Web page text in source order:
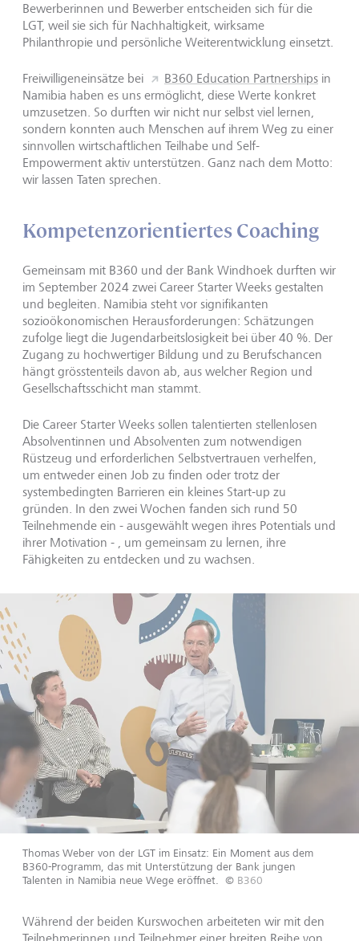
Bewerberinnen und Bewerber entscheiden sich für die
LGT, weil sie sich für Nachhaltigkeit, wirksame
Philanthropie und persönliche Weiterentwicklung einsetzt.
Freiwilligeneinsätze bei B360 Education Partnerships in
Namibia haben es uns ermöglicht, diese Werte konkret
umzusetzen. So durften wir nicht nur selbst viel lernen,
sondern konnten auch Menschen auf ihrem Weg zu einer
sinnvollen wirtschaftlichen Teilhabe und Self-
Empowerment aktiv unterstützen. Ganz nach dem Motto:
wir lassen Taten sprechen.
Kompetenzorientiertes Coaching
Gemeinsam mit B360 und der Bank Windhoek durften wir
im September 2024 zwei Career Starter Weeks gestalten
und begleiten. Namibia steht vor signifikanten
sozioökonomischen Herausforderungen: Schätzungen
zufolge liegt die Jugendarbeitslosigkeit bei über 40 %. Der
Zugang zu hochwertiger Bildung und zu Berufschancen
hängt grösstenteils davon ab, aus welcher Region und
Gesellschaftsschicht man stammt.
Die Career Starter Weeks sollen talentierten stellenlosen
Absolventinnen und Absolventen zum notwendigen
Rüstzeug und erforderlichen Selbstvertrauen verhelfen,
um entweder einen Job zu finden oder trotz der
systembedingten Barrieren ein kleines Start-up zu
gründen. In den zwei Wochen fanden sich rund 50
Teilnehmende ein - ausgewählt wegen ihres Potentials und
ihrer Motivation - , um gemeinsam zu lernen, ihre
Fähigkeiten zu entdecken und zu wachsen.
Thomas Weber von der LGT im Einsatz: Ein Moment aus dem
B360-Programm, das mit Unterstützung der Bank jungen
Talenten in Namibia neue Wege eröffnet.
© B360
Während der beiden Kurswochen arbeiteten wir mit den
Teilnehmerinnen und Teilnehmer einer breiten Reihe von